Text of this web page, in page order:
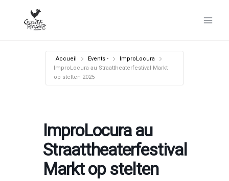
Accueil Events -
ImproLocura
ImproLocura au Straattheaterfestival Markt
op stelten 2025
ImproLocura au
Straattheaterfestival
Markt op stelten